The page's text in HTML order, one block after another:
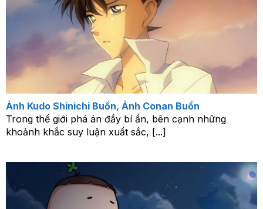
Ảnh Kudo Shinichi Buồn, Ảnh Conan Buồn
Trong thế giới phá án đầy bí ẩn, bên cạnh những
khoảnh khắc suy luận xuất sắc, [...]